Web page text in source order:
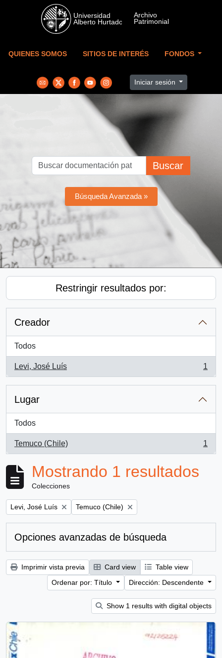
Skip to main content
QUIENES SOMOS SITIOS DE INTERÉS FONDOS
Iniciar sesión
Buscar
Búsqueda Avanzada »
Restringir resultados por:
Creador
Todos
Levi, José Luís
, 1 resultados
1
Lugar
Todos
Temuco (Chile)
, 1 resultados
1
Mostrando 1 resultados
Colecciones
Remove filter:
Levi, José Luís Remove filter:
Temuco (Chile)
Opciones avanzadas de búsqueda
Imprimir vista previa Card view
Table view
Ordenar por: Título
Dirección: Descendente
Show 1 results with digital objects